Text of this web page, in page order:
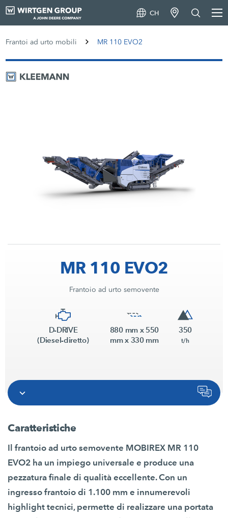
CH
Frantoi ad urto mobili MR 110 EVO2
MR 110 EVO2
Frantoio ad urto semovente
D-DRIVE
(Diesel-diretto)
880 mm x 550
mm x 330 mm
350
t/h
Caratteristiche
Il frantoio ad urto semovente MOBIREX MR 110
EVO2 ha un impiego universale e produce una
pezzatura finale di qualità eccellente. Con un
ingresso frantoio di 1.100 mm e innumerevoli
highlight tecnici, permette di realizzare una portata